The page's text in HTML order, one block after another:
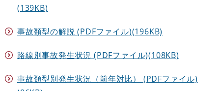
(139KB)
事故類型の解説 (PDFファイル)(196KB)
路線別事故発生状況 (PDFファイル)(108KB)
事故類型別発生状況（前年対比） (PDFファイル)